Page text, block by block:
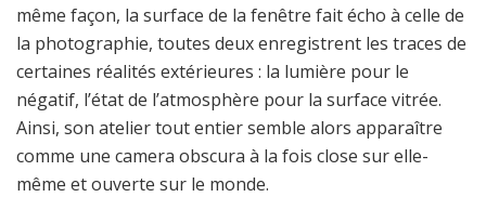
même façon, la surface de la fenêtre fait écho à celle de
la photographie, toutes deux enregistrent les traces de
certaines réalités extérieures : la lumière pour le
négatif, l’état de l’atmosphère pour la surface vitrée.
Ainsi, son atelier tout entier semble alors apparaître
comme une camera obscura à la fois close sur elle-
même et ouverte sur le monde.